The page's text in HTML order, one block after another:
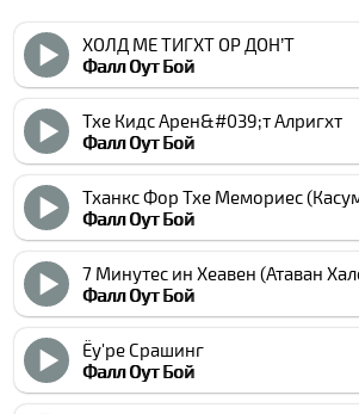
ХОЛД МЕ ТИГХТ ОР ДОН’Т
Фалл Оут Бой
Тхе Кидс Арен&#039;т Алригхт
Фалл Оут Бой
Тханкс Фор Тхе Мемориес
Фалл Оут Бой
7 Минутес ин Хеавен (Атаван
Фалл Оут Бой
Ёу'ре Cрашинг
Фалл Оут Бой